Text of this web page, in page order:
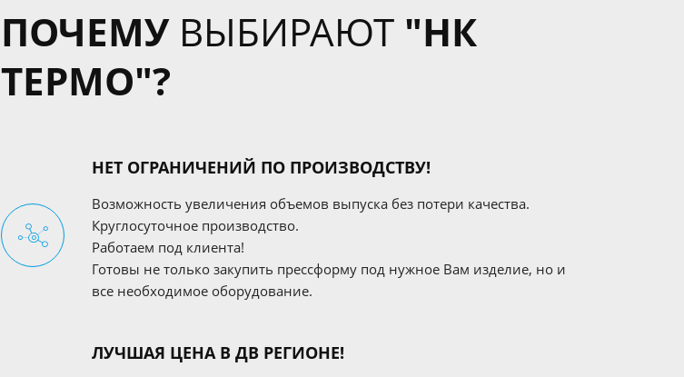
ПОЧЕМУВЫБИРАЮТ "НК
ТЕРМО"?
НЕТ ОГРАНИЧЕНИЙ ПО ПРОИЗВОДСТВУ!
Возможность увеличения объемов выпуска без потери качества.
Круглосуточное производство.
Работаем под клиента!
Готовы не только закупить прессформу под нужное Вам изделие, но и
все необходимое оборудование.
ЛУЧШАЯ ЦЕНА В ДВ РЕГИОНЕ!